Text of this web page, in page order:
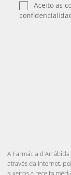
Aceito as
A Farmácia
através da Internet,
sujeitos a receita